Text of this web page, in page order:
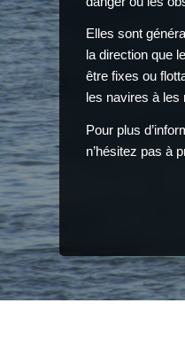
Elles sont
la direction que
être fixes ou
les navires à les
Pour plus
n’hésitez pas à